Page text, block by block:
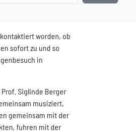
worden, ob
sofort zu und so
in
Siglinde Berger
musiziert,
gemeinsam mit der
fuhren mit der